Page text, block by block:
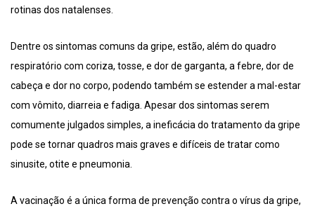
rotinas dos natalenses.
Dentre os sintomas comuns da gripe, estão, além do quadro
respiratório com coriza, tosse, e dor de garganta, a febre, dor de
cabeça e dor no corpo, podendo também se estender a mal-estar
com vômito, diarreia e fadiga. Apesar dos sintomas serem
comumente julgados simples, a ineficácia do tratamento da gripe
pode se tornar quadros mais graves e difíceis de tratar como
sinusite, otite e pneumonia.
A vacinação é a única forma de prevenção contra o vírus da gripe,